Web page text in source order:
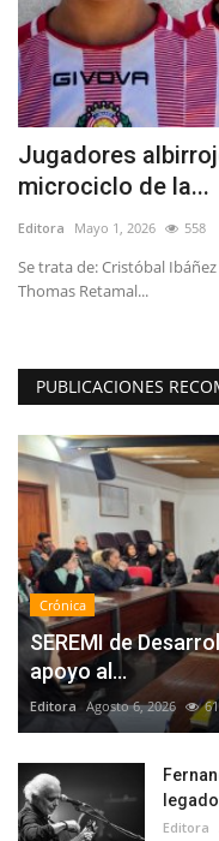
Jugadores
microciclo de la...
Editora Mayo 1, 2026 558
Se trata de: Cristóbal
Thomas Retamal...
PUBLICACIONES
Crónica
SEREMI de
apoyo al...
Editora Agosto 6, 2026 61
Editora